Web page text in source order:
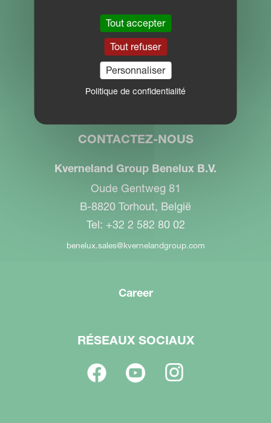
PLAN DU SITE
Centre de téléchargement
PARTNER PORTAL
MYKVERNELAND
CONTACTEZ-NOUS
Kverneland Group Benelux B.V.
Oude Gentweg 81
B-8820 Torhout, België
Tel: +32 2 582 80 02
benelux.sales@kvernelandgroup.com
Career
RÉSEAUX SOCIAUX
Tout accepter
Tout refuser
Personnaliser
Politique de confidentialité